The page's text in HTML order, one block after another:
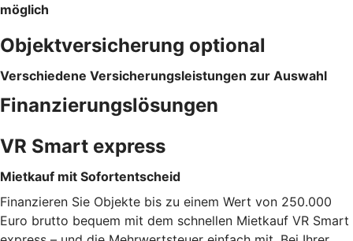
möglich
Objektversicherung optional
Verschiedene Versicherungsleistungen zur Auswahl
Finanzierungslösungen
VR Smart express
Mietkauf mit Sofortentscheid
Finanzieren Sie Objekte bis zu einem Wert von 250.000
Euro brutto bequem mit dem schnellen Mietkauf VR Smart